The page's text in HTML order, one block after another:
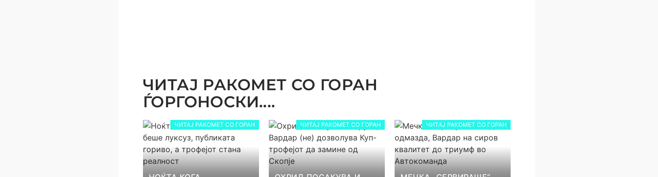
ЧИТАЈ РАКОМЕТ СО ГОРАН
ЃОРГОНОСКИ....
ЧИТАЈ РАКОМЕТ СО ГОРАН ЧИТАЈ РАКОМЕТ СО ГОРАН ЧИТАЈ РАКОМЕТ СО ГОРАН